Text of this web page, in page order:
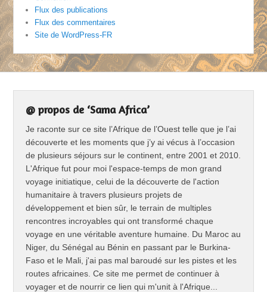
Flux des publications
Flux des commentaires
Site de WordPress-FR
@ propos de ‘Sama Africa’
Je raconte sur ce site l’Afrique de l’Ouest telle que je l’ai
découverte et les moments que j’y ai vécus à l’occasion
de plusieurs séjours sur le continent, entre 2001 et 2010.
L'Afrique fut pour moi l'espace-temps de mon grand
voyage initiatique, celui de la découverte de l'action
humanitaire à travers plusieurs projets de
développement et bien sûr, le terrain de multiples
rencontres incroyables qui ont transformé chaque
voyage en une véritable aventure humaine. Du Maroc au
Niger, du Sénégal au Bénin en passant par le Burkina-
Faso et le Mali, j'ai pas mal baroudé sur les pistes et les
routes africaines. Ce site me permet de continuer à
voyager et de nourrir ce lien qui m'unit à l'Afrique...